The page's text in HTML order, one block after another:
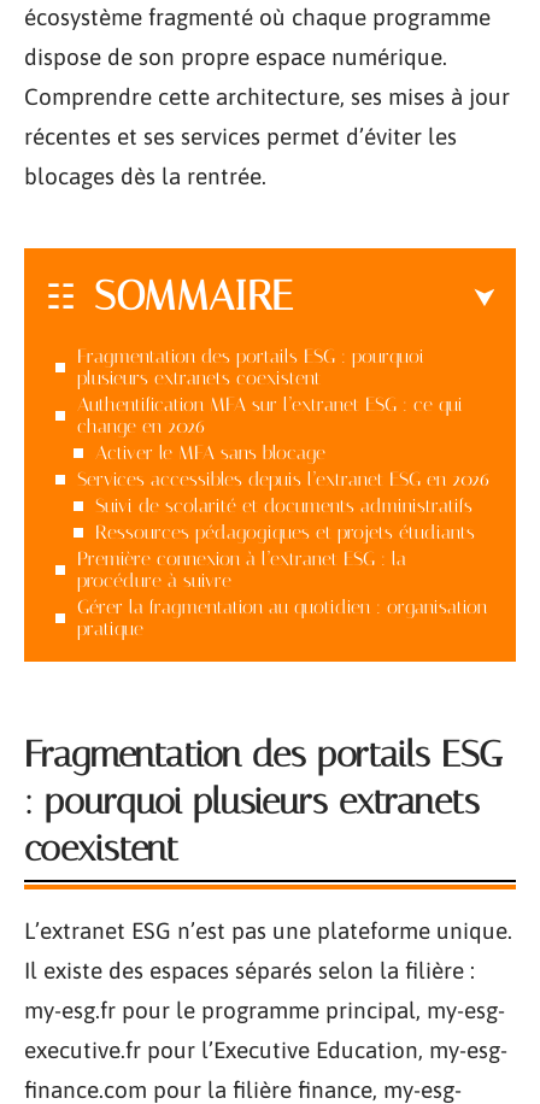
écosystème fragmenté où chaque programme
dispose de son propre espace numérique.
Comprendre cette architecture, ses mises à jour
récentes et ses services permet d’éviter les
blocages dès la rentrée.
SOMMAIRE
Fragmentation des portails ESG : pourquoi
plusieurs extranets coexistent
Authentification MFA sur l’extranet ESG : ce qui
change en 2026
Activer le MFA sans blocage
Services accessibles depuis l’extranet ESG en 2026
Suivi de scolarité et documents administratifs
Ressources pédagogiques et projets étudiants
Première connexion à l’extranet ESG : la
procédure à suivre
Gérer la fragmentation au quotidien : organisation
pratique
Fragmentation des portails ESG
: pourquoi plusieurs extranets
coexistent
L’extranet ESG n’est pas une plateforme unique.
Il existe des espaces séparés selon la filière :
my-esg.fr pour le programme principal, my-esg-
executive.fr pour l’Executive Education, my-esg-
finance.com pour la filière finance, my-esg-